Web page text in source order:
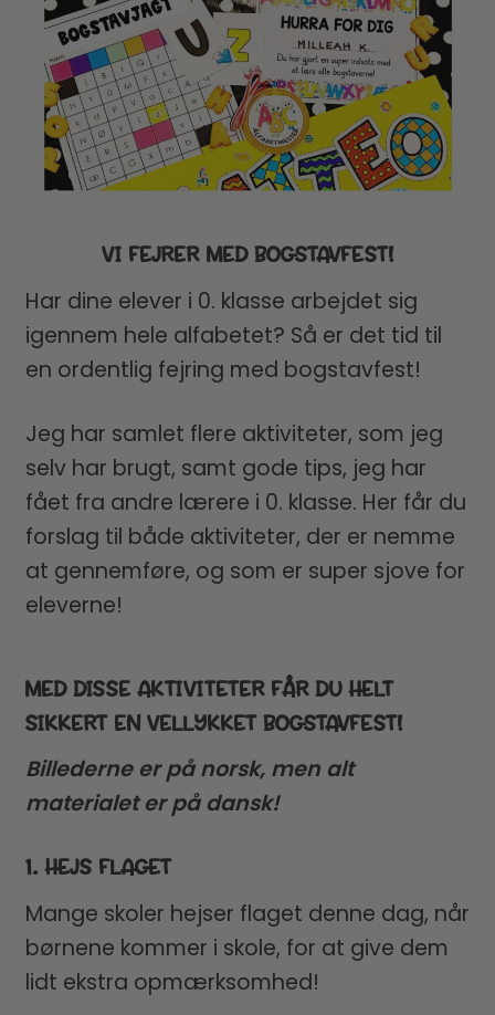
VI FEJRER MED BOGSTAVFEST!
Har dine elever i 0. klasse arbejdet sig
igennem hele alfabetet? Så er det tid til
en ordentlig fejring med bogstavfest!
Jeg har samlet flere aktiviteter, som jeg
selv har brugt, samt gode tips, jeg har
fået fra andre lærere i 0. klasse. Her får du
forslag til både aktiviteter, der er nemme
at gennemføre, og som er super sjove for
eleverne!
MED DISSE AKTIVITETER FÅR DU HELT
SIKKERT EN VELLYKKET BOGSTAVFEST!
Billederne er på norsk, men alt
materialet er på dansk!
1. HEJS FLAGET
Mange skoler hejser flaget denne dag, når
børnene kommer i skole, for at give dem
lidt ekstra opmærksomhed!